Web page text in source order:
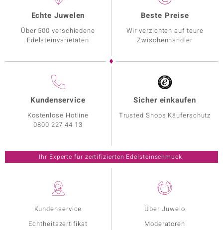
Kundenservice
Echtheitszertifikat
Über Juwelo
Moderatoren
Echte Juwelen
Über 500 verschiedene
Edelsteinvarietäten
Beste Preise
Wir verzichten auf teure
Zwischenhändler
Kundenservice
Kostenlose Hotline
0800 227 44 13
Sicher einkaufen
Trusted Shops Käuferschutz
Ihr Experte für zertifizierten Edelsteinschmuck.